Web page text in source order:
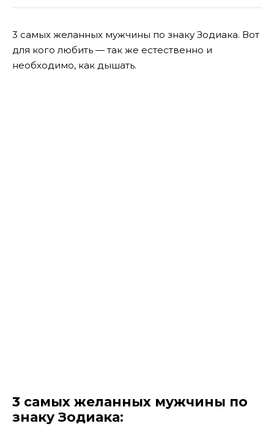
3 самых желанных мужчины по знаку Зодиака. Вот
для кого любить — так же естественно и
необходимо, как дышать.
3 самых желанных мужчины по
знаку Зодиака: